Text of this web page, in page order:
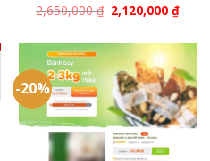
2,650,000₫ 2,120,000₫
-20%